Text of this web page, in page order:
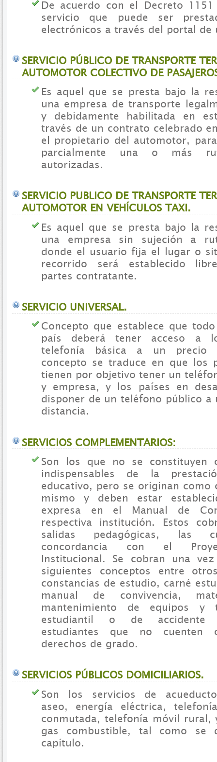
De acuerdo con el Decreto
servicio que puede ser
electrónicos a través del portal de
SERVICIO PÚBLICO DE TRANSPORTE
AUTOMOTOR COLECTIVO DE
Es aquel que se presta bajo la
una empresa de transporte
y debidamente habilitada en
través de un contrato celebrado
el propietario del automotor,
parcialmente una o más
autorizadas.
SERVICIO PUBLICO DE TRANSPORTE
AUTOMOTOR EN VEHÍCULOS TAXI.
Es aquel que se presta bajo la
una empresa sin sujeción a
donde el usuario fija el lugar o
recorrido será establecido
partes contratante.
SERVICIO UNIVERSAL.
Concepto que establece que
país deberá tener acceso a
telefonía básica a un precio
concepto se traduce en que los
tienen por objetivo tener un
y empresa, y los países en
disponer de un teléfono público a
distancia.
SERVICIOS COMPLEMENTARIOS:
Son los que no se constituyen
indispensables de la
educativo, pero se originan como
mismo y deben estar
expresa en el Manual de
respectiva institución. Estos
salidas pedagógicas, las
concordancia con el
Institucional. Se cobran una
siguientes conceptos entre
constancias de estudio, carné
manual de convivencia,
mantenimiento de equipos y
estudiantil o de accidente
estudiantes que no cuenten
derechos de grado.
SERVICIOS PÚBLICOS DOMICILIARIOS.
Son los servicios de
aseo, energía eléctrica,
conmutada, telefonía móvil rural,
gas combustible, tal como se
capítulo.